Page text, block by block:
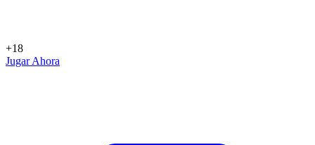
+18
Jugar Ahora